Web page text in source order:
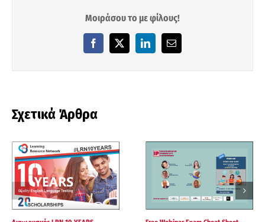
Μοιράσου το με φίλους!
Facebook
X LinkedInEmail
Σχετικά Άρθρα